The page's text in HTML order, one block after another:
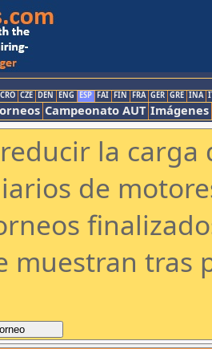
CRO CZE DEN ENG ESP FAI FIN FRA GER GRE INA
Campeonato AUT Imágenes
la
de
muestran tras